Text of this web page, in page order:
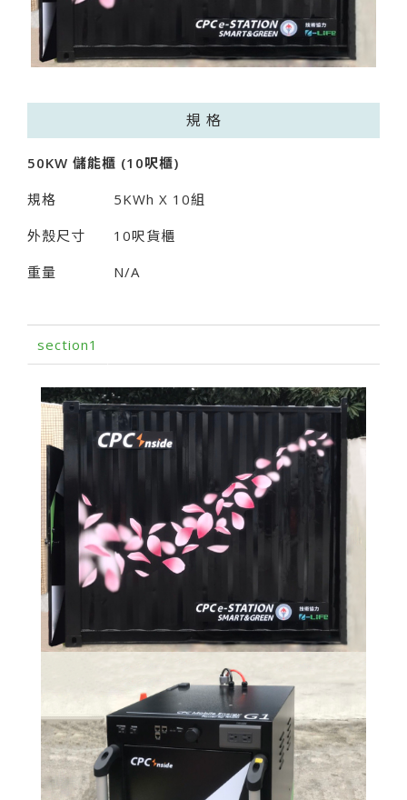
規 格
50KW 儲能櫃 (10呎櫃)
規格
5KWh X 10組
外殼尺寸
10呎貨櫃
重量
N/A
section1